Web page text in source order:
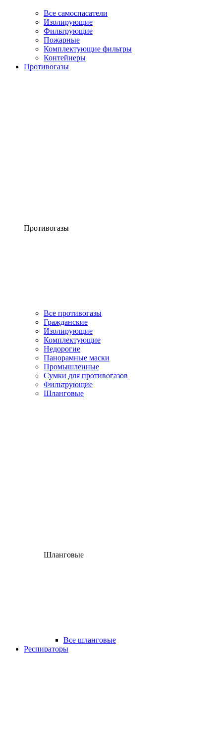
Все самоспасатели
Изолирующие
Фильтрующие
Пожарные
Комплектующие фильтры
Контейнеры
Противогазы
Противогазы
Все противогазы
Гражданские
Изолирующие
Комплектующие
Недорогие
Панорамные маски
Промышленные
Сумки для противогазов
Фильтрующие
Шланговые
Шланговые
Все шланговые
Респираторы